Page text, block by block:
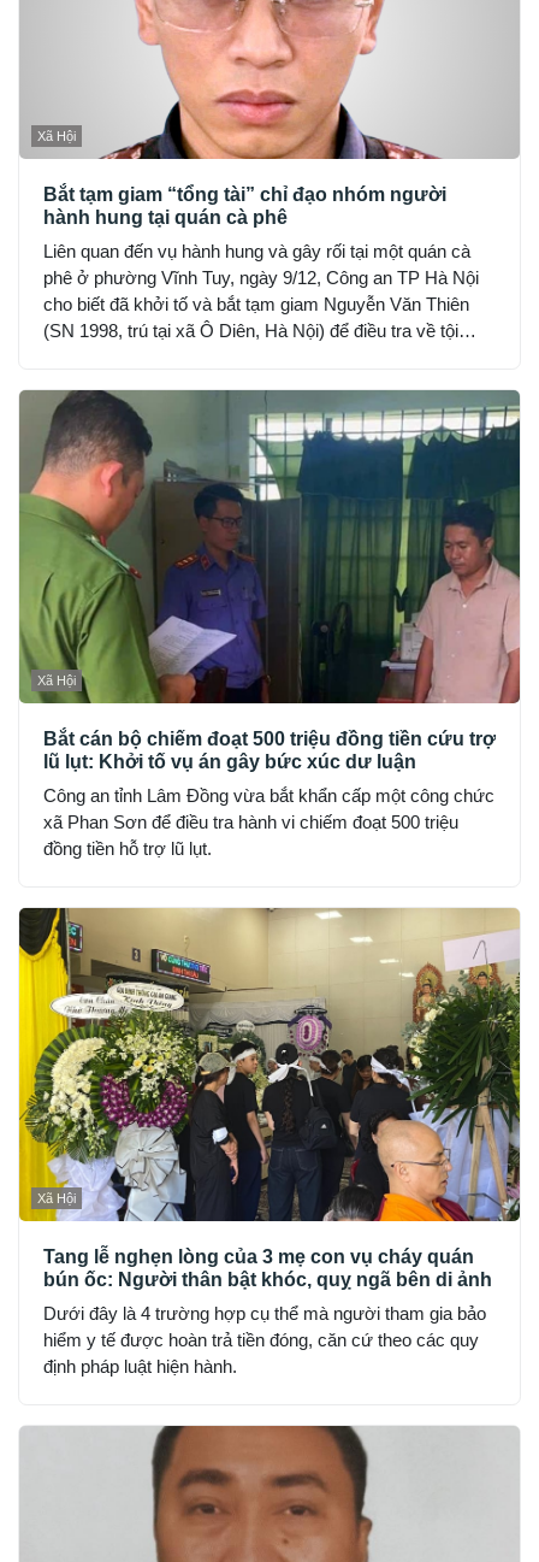
Xã Hội
Bắt tạm giam “tổng tài” chỉ đạo nhóm người
hành hung tại quán cà phê
Liên quan đến vụ hành hung và gây rối tại một quán cà
phê ở phường Vĩnh Tuy, ngày 9/12, Công an TP Hà Nội
cho biết đã khởi tố và bắt tạm giam Nguyễn Văn Thiên
(SN 1998, trú tại xã Ô Diên, Hà Nội) để điều tra về tội
Xã Hội
Bắt cán bộ chiếm đoạt 500 triệu đồng tiền cứu trợ
lũ lụt: Khởi tố vụ án gây bức xúc dư luận
Công an tỉnh Lâm Đồng vừa bắt khẩn cấp một công chức
xã Phan Sơn để điều tra hành vi chiếm đoạt 500 triệu
đồng tiền hỗ trợ lũ lụt.
Xã Hội
Tang lễ nghẹn lòng của 3 mẹ con vụ cháy quán
bún ốc: Người thân bật khóc, quỵ ngã bên di ảnh
Dưới đây là 4 trường hợp cụ thể mà người tham gia bảo
hiểm y tế được hoàn trả tiền đóng, căn cứ theo các quy
định pháp luật hiện hành.